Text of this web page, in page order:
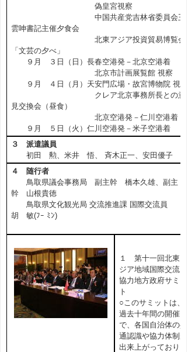
偽皇宮視察
中国共産党吉林省委員会王
雲呻書記主催夕食会
北東アジア投資貿易博覧会
「文芸の夕べ」
９月 ３日（日）長春空港発－北京空港着
北京市計画展覧館 視察
９月 ４日（月）天安門広場・故宮博物院 視察
クレア北京事務所長との意
見交換会（昼食）
北京空港発－仁川空港着
９月 ５日（火）仁川空港発－米子空港着
３ 派遣議員
初田 勲、米井 悟、 斉木正一、安田優子
４ 随行者
鳥取県議会事務局 副主幹 橋本久雄、副主
幹 山根貴徳
鳥取県文化観光局 交流推進課 国際交流員
胡 敏(ﾌｰ ﾐﾝ)
１ 第十一回北東ア
ジア地域国際交流・
協力地方政府サミッ
ト
○このサミットは、
過去十年間の開催
で、各国自治体の共
通認識や協力体制が
出来上がっており、